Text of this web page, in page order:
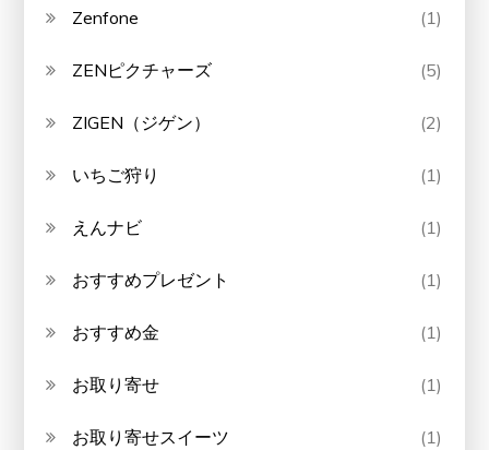
Zenfone (1)
ZENピクチャーズ (5)
ZIGEN（ジゲン） (2)
いちご狩り (1)
えんナビ (1)
おすすめプレゼント (1)
おすすめ金 (1)
お取り寄せ (1)
お取り寄せスイーツ (1)